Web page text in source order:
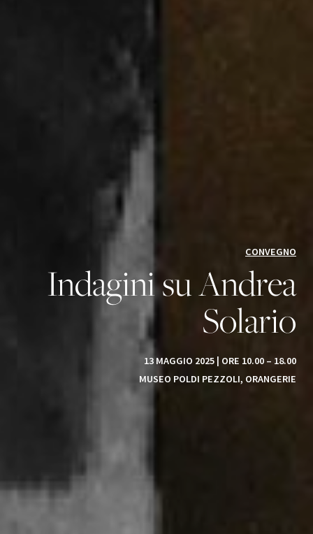
CONVEGNO
Indagini su Andrea
Solario
13 MAGGIO 2025 | ORE 10.00 – 18.00
MUSEO POLDI PEZZOLI, ORANGERIE